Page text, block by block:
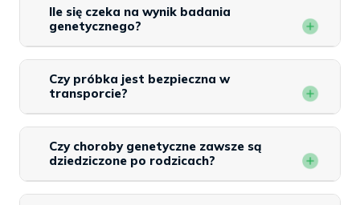
Ile się czeka na wynik badania
genetycznego?
Czy próbka jest bezpieczna w
transporcie?
Czy choroby genetyczne zawsze są
dziedziczone po rodzicach?